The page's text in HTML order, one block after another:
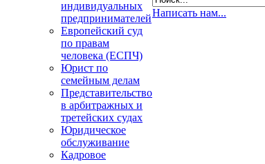
индивидуальных
предпринимателей
Европейский суд
по правам
человека (ЕСПЧ)
Юрист по
семейным делам
Представительство
в арбитражных и
третейских судах
Юридическое
обслуживание
Кадровое
Написать нам...